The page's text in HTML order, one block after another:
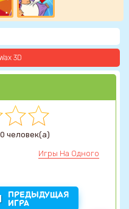
3D
человек(а)
Игры На Одного
ПРЕДЫДУЩАЯ
ИГРА